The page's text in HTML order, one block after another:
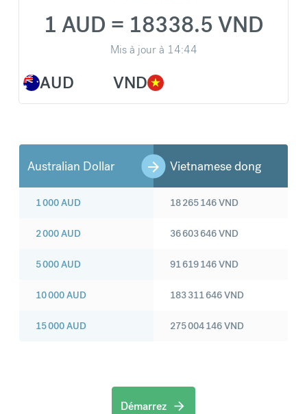
AUD
1 AUD = 18338.5 VND
Mis à jour à 14:44
VND
Australian Dollar Vietnamese dong
1 000AUD
2 000AUD
5 000AUD
10 000AUD
15 000AUD
18 265 146VND
36 603 646VND
91 619 146VND
183 311 646VND
275 004 146VND
Démarrez